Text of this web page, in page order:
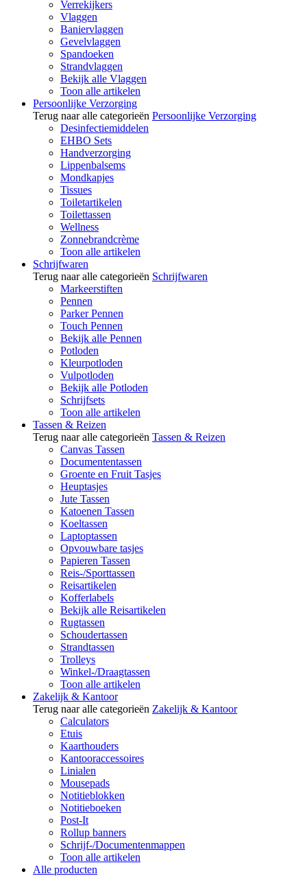
Verrekijkers
Vlaggen
Baniervlaggen
Gevelvlaggen
Spandoeken
Strandvlaggen
Bekijk alle Vlaggen
Toon alle artikelen
Persoonlijke Verzorging
Terug naar alle categorieën Persoonlijke Verzorging
Desinfectiemiddelen
EHBO Sets
Handverzorging
Lippenbalsems
Mondkapjes
Tissues
Toiletartikelen
Toilettassen
Wellness
Zonnebrandcrème
Toon alle artikelen
Schrijfwaren
Terug naar alle categorieën Schrijfwaren
Markeerstiften
Pennen
Parker Pennen
Touch Pennen
Bekijk alle Pennen
Potloden
Kleurpotloden
Vulpotloden
Bekijk alle Potloden
Schrijfsets
Toon alle artikelen
Tassen & Reizen
Terug naar alle categorieën Tassen & Reizen
Canvas Tassen
Documententassen
Groente en Fruit Tasjes
Heuptasjes
Jute Tassen
Katoenen Tassen
Koeltassen
Laptoptassen
Opvouwbare tasjes
Papieren Tassen
Reis-/Sporttassen
Reisartikelen
Kofferlabels
Bekijk alle Reisartikelen
Rugtassen
Schoudertassen
Strandtassen
Trolleys
Winkel-/Draagtassen
Toon alle artikelen
Zakelijk & Kantoor
Terug naar alle categorieën Zakelijk & Kantoor
Calculators
Etuis
Kaarthouders
Kantooraccessoires
Linialen
Mousepads
Notitieblokken
Notitieboeken
Post-It
Rollup banners
Schrijf-/Documentenmappen
Toon alle artikelen
Alle producten